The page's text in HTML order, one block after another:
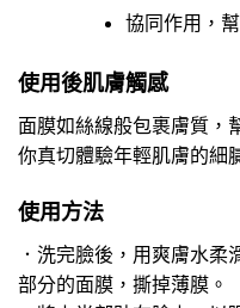
協同作用，
使用後肌膚觸感
面膜如絲線般包裹膚質，
你真切體驗年輕肌膚的細
使用方法
．洗完臉後，用爽膚水
部分的面膜，撕掉薄膜。